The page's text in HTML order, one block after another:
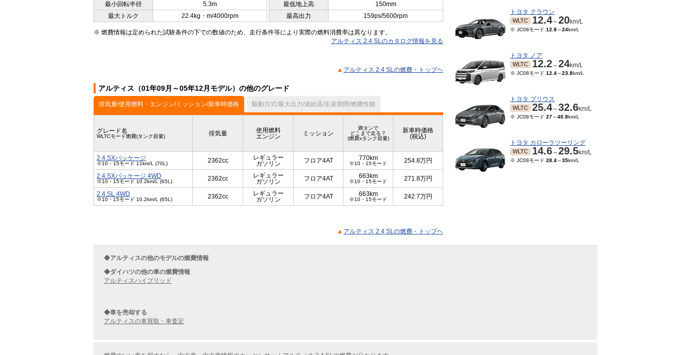
最小回転半径
5.3m 最低地上高
150mm
最大トルク
22.4kg・m/4000rpm 最高出力 159ps/5600rpm
※ 燃費情報は定められた試験条件の下での数値のため、走行条件等により実際の燃料消費率は異なります。
アルティス 2.4 SLのカタログ情報を見る
アルティス 2.4 SLの燃費・トップヘ
アルティス（01年09月～05年12月モデル）の他のグレード
排気量/使用燃料・エンジン/ミッション/新車時価格 駆動方式/最大出力/過給器/生産期間/燃費性能
グレード名
WLTCモード燃費(タンク容量) 排気量
使用燃料
エンジン
ミッション
満タンで
どこまで走る？
(燃費xタンク容量)
新車時価格
(税込)
2.4 SXパッケージ
※10・15モード 11km/L (70L) 2362cc
レギュラー
ガソリン
フロア4AT 770km
※10・15モード 254.8万円
2.4 SXパッケージ 4WD
※10・15モード 10.2km/L (65L) 2362cc
レギュラー
ガソリン
フロア4AT 663km
※10・15モード 271.8万円
2.4 SL 4WD
※10・15モード 10.2km/L (65L) 2362cc
レギュラー
ガソリン
フロア4AT 663km
※10・15モード 242.7万円
アルティス 2.4 SLの燃費・トップヘ
トヨタ クラウン
WLTC 12.4～20km/L
※ JC08モード 12.8～24km/L
トヨタ ノア
WLTC 12.2～24km/L
※ JC08モード 12.4～23.8km/L
トヨタ プリウス
WLTC 25.4～32.6km/L
※ JC08モード 27～40.8km/L
トヨタ カローラツーリング
WLTC 14.6～29.5km/L
※ JC08モード 28.4～35km/L
◆アルティスの他のモデルの燃費情報
◆ダイハツの他の車の燃費情報
アルティスハイブリッド
◆車を売却する
アルティスの車買取・車査定